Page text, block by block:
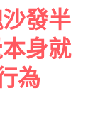
沙發半
身就
為